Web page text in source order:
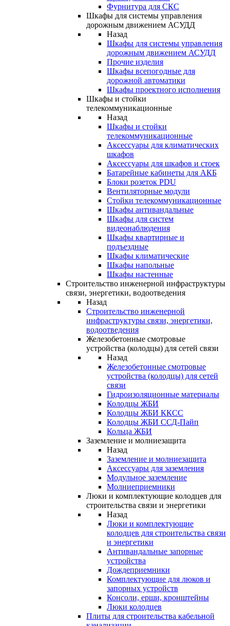
Фурнитура для СКС
Шкафы для системы управления
дорожным движением АСУДД
Назад
Шкафы для системы управления
дорожным движением АСУДД
Прочие изделия
Шкафы всепогодные для
дорожной автоматики
Шкафы проектного исполнения
Шкафы и стойки
телекоммуникационные
Назад
Шкафы и стойки
телекоммуникационные
Аксессуары для климатических
шкафов
Аксессуары для шкафов и стоек
Батарейные кабинеты для АКБ
Блоки розеток PDU
Вентиляторные модули
Стойки телекоммуникационные
Шкафы антивандальные
Шкафы для систем
видеонаблюдения
Шкафы квартирные и
подъездные
Шкафы климатические
Шкафы напольные
Шкафы настенные
Строительство инженерной инфраструктуры
связи, энергетики, водоотведения
Назад
Строительство инженерной
инфраструктуры связи, энергетики,
водоотведения
Железобетонные смотровые
устройства (колодцы) для сетей связи
Назад
Железобетонные смотровые
устройства (колодцы) для сетей
связи
Гидроизоляционные материалы
Колодцы ЖБИ
Колодцы ЖБИ ККСС
Колодцы ЖБИ ССД-Пайп
Кольца ЖБИ
Заземление и молниезащита
Назад
Заземление и молниезащита
Аксессуары для заземления
Модульное заземление
Молниеприемники
Люки и комплектующие колодцев для
строительства связи и энергетики
Назад
Люки и комплектующие
колодцев для строительства связи
и энергетики
Антивандальные запорные
устройства
Дождеприемники
Комплектующие для люков и
запорных устройств
Консоли, ерши, кронштейны
Люки колодцев
Плиты для строительства кабельной